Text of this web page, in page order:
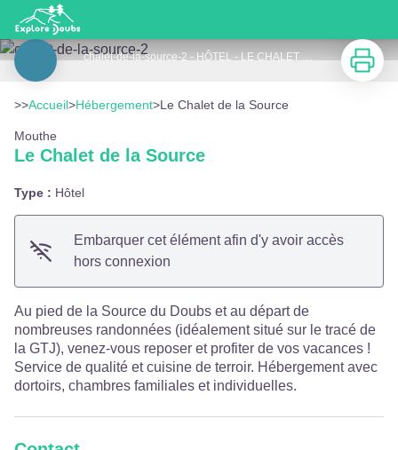
Le Chalet de la Source
chalet-de-la-source-2 - HÔTEL - LE CHALET DE LA SOURCE
Voir l'image en plein écran
Imprimer
>>Accueil>Hébergement>Le Chalet de la Source
Mouthe
Le Chalet de la Source
Type : Hôtel
Embarquer cet élément afin d'y avoir accès
hors connexion
Au pied de la Source du Doubs et au départ de
nombreuses randonnées (idéalement situé sur le tracé de
la GTJ), venez-vous reposer et profiter de vos vacances !
Service de qualité et cuisine de terroir. Hébergement avec
dortoirs, chambres familiales et individuelles.